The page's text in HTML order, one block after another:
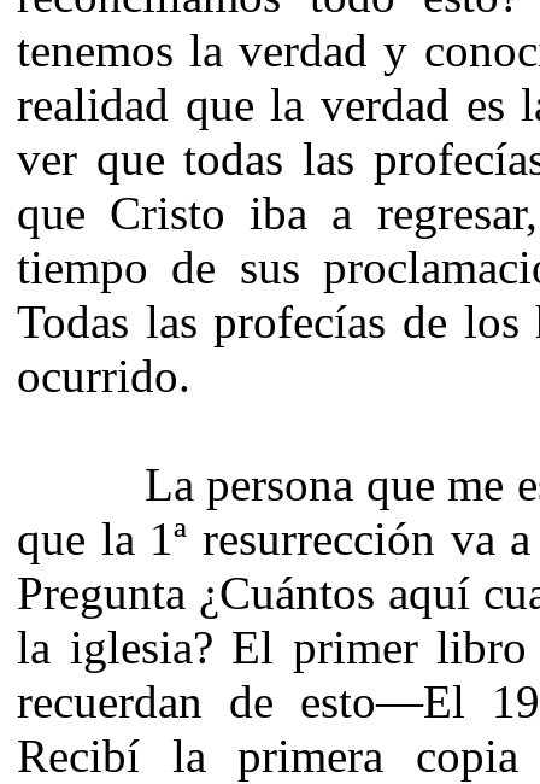
tenemos la verdad y
realidad que la verdad es
ver que todas las
que Cristo iba a
tiempo de sus
Todas las profecías de
ocurrido.
La persona que me
que la 1ª resurrección va
Pregunta ¿Cuántos aquí
la iglesia? El primer
recuerdan de esto—El
Recibí la primera